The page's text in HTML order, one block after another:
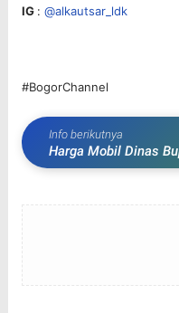
IG : @alkautsar_ldk
#BogorChannel
Info berikutnya
Harga Mobil Dinas